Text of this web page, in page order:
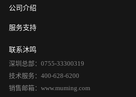
公司介绍
服务支持
联系沐鸣
深圳总部：0755-33300319
技术服务：400-628-6200
销售邮箱：www.muming.com